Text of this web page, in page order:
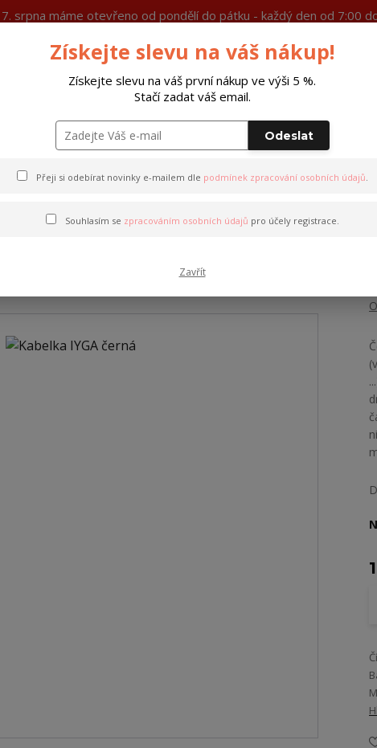
srpna máme otevřeno od pondělí do pátku - každý den od 7:00
Ochrana soukromí Více
Získejte slevu na váš nákup!
Získejte slevu na váš první nákup ve výši 5 %.
Stačí zadat váš email.
Odeslat
Přeji si odebírat novinky e-mailem dle podmínek zpracování osobních údajů.
Souhlasím se zpracováním osobních údajů pro účely registrace.
Zavřít